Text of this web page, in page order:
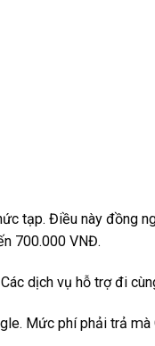
tạp. Điều này đồng
700.000 VNĐ.
dịch vụ hỗ trợ đi
Mức phí phải trả mà